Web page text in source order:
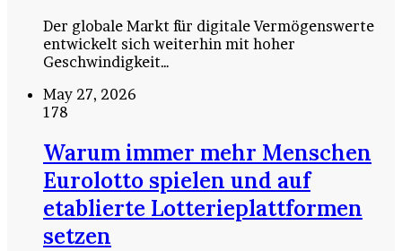
Der globale Markt für digitale Vermögenswerte
entwickelt sich weiterhin mit hoher
Geschwindigkeit…
May 27, 2026
178
Warum immer mehr Menschen
Eurolotto spielen und auf
etablierte Lotterieplattformen
setzen